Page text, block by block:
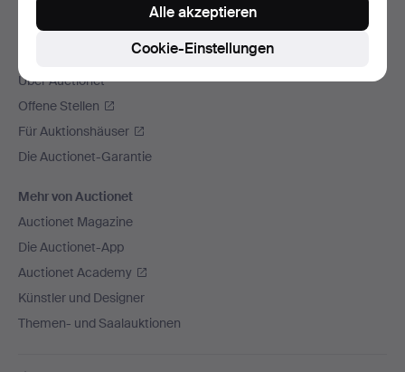
Über Auctionet
Offene Stellen
Für Auktionshäuser
Die Auctionet-Garantie
Mehr von Auctionet
Auctionet Magazine
Die Auctionet-App
Auctionet Academy
Künstler und Designer
Themen- und Saalauktionen
Cookie-Einstellungen
Alle akzeptieren